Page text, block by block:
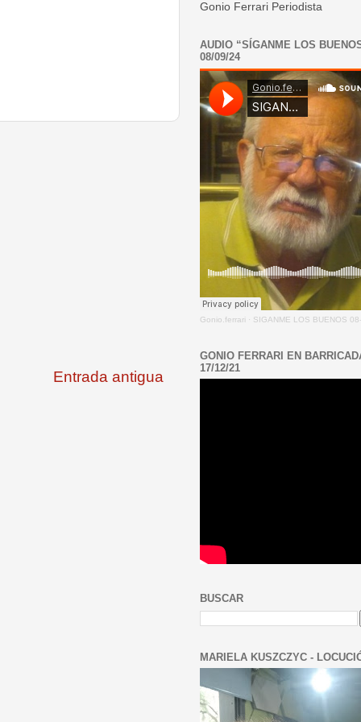
Entrada antigua
Gonio Ferrari Periodista
AUDIO “SÍGANME LOS
08/09/24
Gonio.ferrari · SIGANME LOS BUENOS
GONIO FERRARI EN
17/12/21
BUSCAR
MARIELA KUSZCZYC -